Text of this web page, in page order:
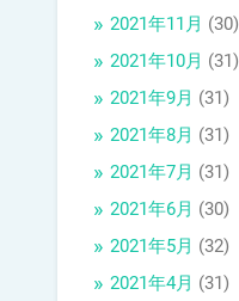
2021年11月 (30)
2021年10月 (31)
2021年9月 (31)
2021年8月 (31)
2021年7月 (31)
2021年6月 (30)
2021年5月 (32)
2021年4月 (31)